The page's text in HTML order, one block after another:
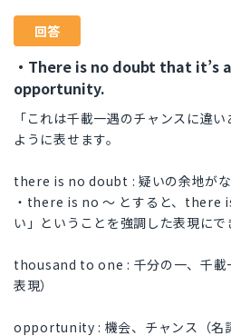
回答
・There is no doubt that it’s
opportunity.
「これは千載一遇のチャンスに違
ように表せます。
there is no doubt : 疑いの余地がな
・there is no 〜 とすると、there
い」ということを強調した表現にで
thousand to one : 千分の一、千載
表現）
opportunity : 機会、チャンス（名